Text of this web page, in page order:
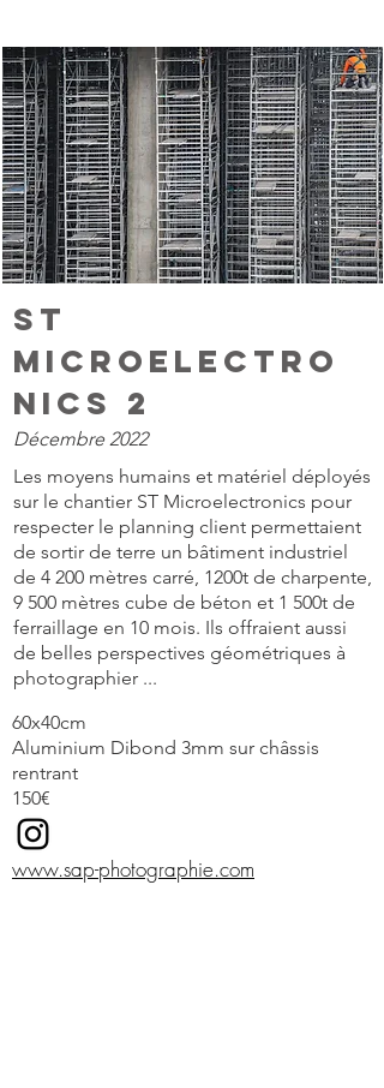
ST
Microelectro
nics 2
Décembre 2022
Les moyens humains et matériel déployés
sur le chantier ST Microelectronics pour
respecter le planning client permettaient
de sortir de terre un bâtiment industriel
de 4 200 mètres carré, 1200t de charpente,
9 500 mètres cube de béton et 1 500t de
ferraillage en 10 mois. Ils offraient aussi
de belles perspectives géométriques à
photographier ...
60x40cm
Aluminium Dibond 3mm sur châssis
rentrant
150€
www.sap-photographie.com